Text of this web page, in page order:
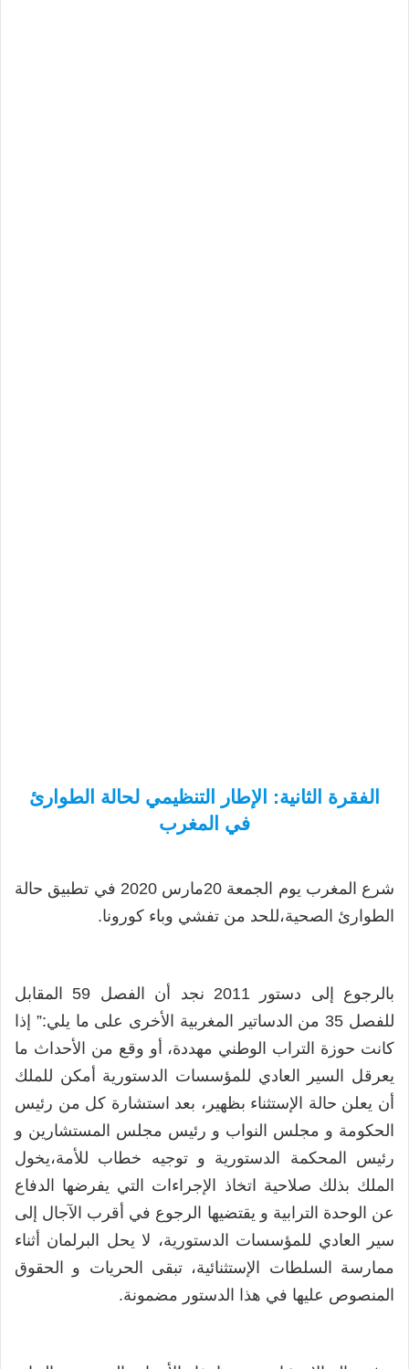
الفقرة الثانية: الإطار التنظيمي لحالة الطوارئ
في المغرب
شرع المغرب يوم الجمعة 20مارس 2020 في تطبيق حالة
الطوارئ الصحية،للحد من تفشي وباء كورونا.
بالرجوع إلى دستور 2011 نجد أن الفصل 59 المقابل
للفصل 35 من الدساتير المغربية الأخرى على ما يلي:” إذا
كانت حوزة التراب الوطني مهددة، أو وقع من الأحداث ما
يعرقل السير العادي للمؤسسات الدستورية أمكن للملك
أن يعلن حالة الإستثناء بظهير، بعد استشارة كل من رئيس
الحكومة و مجلس النواب و رئيس مجلس المستشارين و
رئيس المحكمة الدستورية و توجيه خطاب للأمة،يخول
الملك بذلك صلاحية اتخاذ الإجراءات التي يفرضها الدفاع
عن الوحدة الترابية و يقتضيها الرجوع في أقرب الآجال إلى
سير العادي للمؤسسات الدستورية، لا يحل البرلمان أثناء
ممارسة السلطات الإستثنائية، تبقى الحريات و الحقوق
المنصوص عليها في هذا الدستور مضمونة.